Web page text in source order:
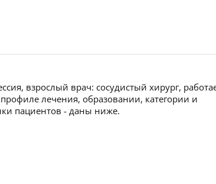
взрослый врач: сосудистый хирург,
лечения, образовании, категории и
пациентов - даны ниже.